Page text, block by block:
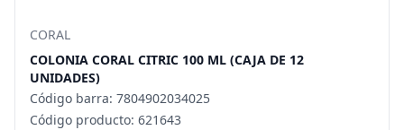
CORAL
COLONIA CORAL CITRIC 100 ML (CAJA DE 12
UNIDADES)
Código barra: 7804902034025
Código producto: 621643